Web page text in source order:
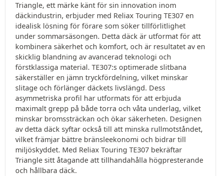
Triangle, ett märke känt för sin innovation inom
däckindustrin, erbjuder med Reliax Touring TE307 en
idealisk lösning för förare som söker tillförlitlighet
under sommarsäsongen. Detta däck är utformat för att
kombinera säkerhet och komfort, och är resultatet av en
skicklig blandning av avancerad teknologi och
förstklassiga material. TE307:s optimerade slitbana
säkerställer en jämn tryckfördelning, vilket minskar
slitage och förlänger däckets livslängd. Dess
asymmetriska profil har utformats för att erbjuda
maximalt grepp på både torra och våta underlag, vilket
minskar bromssträckan och ökar säkerheten. Designen
av detta däck syftar också till att minska rullmotståndet,
vilket främjar bättre bränsleekonomi och bidrar till
miljöskyddet. Med Reliax Touring TE307 bekräftar
Triangle sitt åtagande att tillhandahålla högpresterande
och hållbara däck.